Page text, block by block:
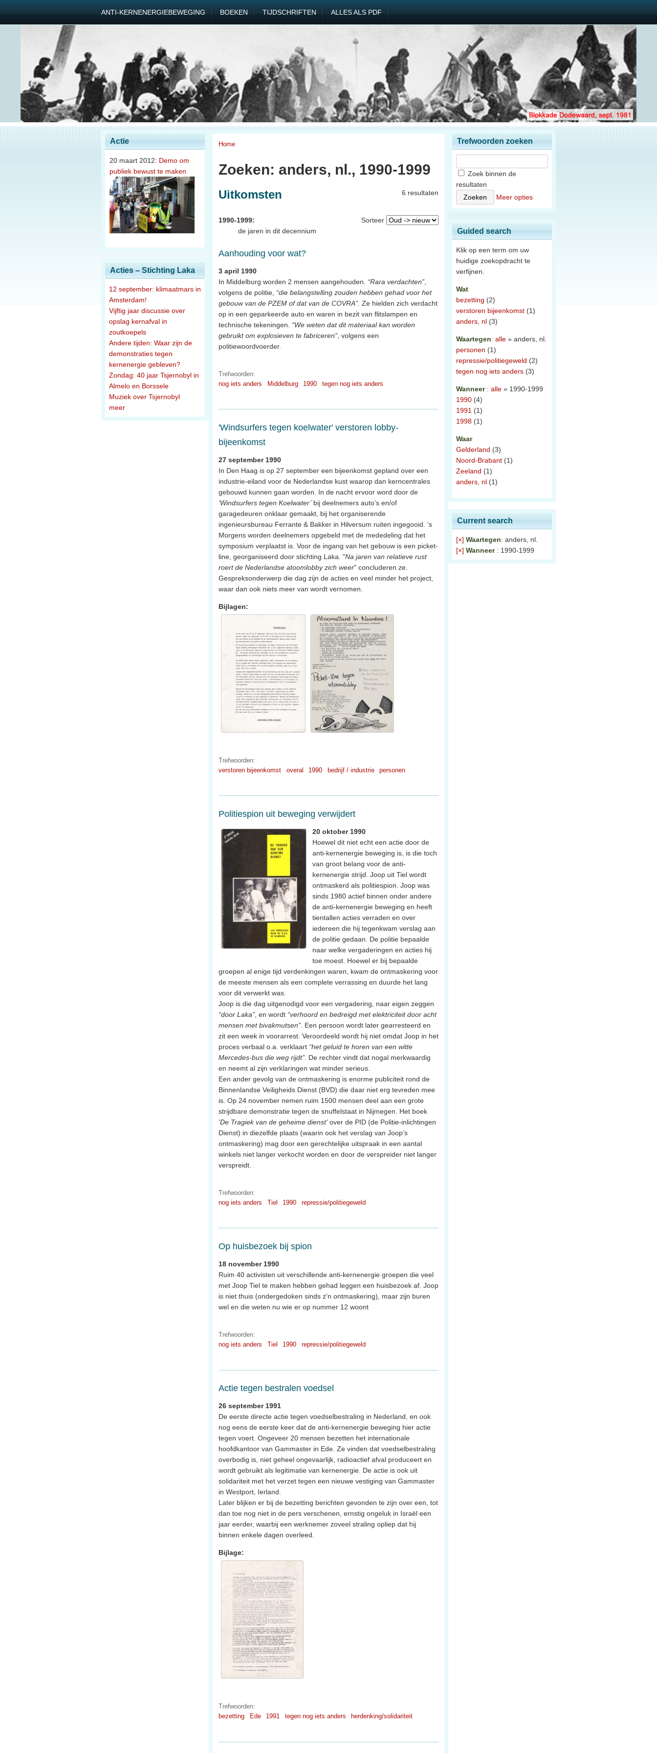
ANTI-KERNENERGIEBEWEGING BOEKEN TIJDSCHRIFTEN ALLES ALS PDF
Actie
20 maart 2012: Demo om
publiek bewust te maken
Acties – Stichting Laka
12 september: klimaatmars in
Amsterdam!
Vijftig jaar discussie over
opslag kernafval in
zoutkoepels
Andere tijden: Waar zijn de
demonstraties tegen
kernenergie gebleven?
Zondag: 40 jaar Tsjernobyl in
Almelo en Borssele
Muziek over Tsjernobyl
meer
Home
Zoeken: anders, nl., 1990-1999
6 resultaten
Uitkomsten
Sorteer
1990-1999:
de jaren in dit decennium
Aanhouding voor wat?
3 april 1990
In Middelburg worden 2 mensen aangehouden. “Rara verdachten”
volgens de politie, “die belangstelling zouden hebben gehad voor het
gebouw van de PZEM of dat van de COVRA” . Ze hielden zich verdacht
op in een geparkeerde auto en waren in bezit van flitslampen en
technische tekeningen. “We weten dat dit materiaal kan worden
gebruikt om explosieven te fabriceren” , volgens een
politiewoordvoerder.
Trefwoorden:
nog iets anders
Middelburg 1990 tegen nog iets anders
'Windsurfers tegen koelwater' verstoren lobby-
bijeenkomst
27 september 1990
In Den Haag is op 27 september een bijeenkomst gepland over een
industrie-eiland voor de Nederlandse kust waarop dan kerncentrales
gebouwd kunnen gaan worden. In de nacht ervoor word door de
‘Windsurfers tegen Koelwater’bij deelnemers auto’s en/of
garagedeuren onklaar gemaakt, bij het organiserende
ingenieursbureau Ferrante & Bakker in Hilversum ruiten ingegooid. ‘s
Morgens worden deelnemers opgebeld met de mededeling dat het
symposium verplaatst is. Voor de ingang van het gebouw is een picket-
line, georganiseerd door stichting Laka. "Na jaren van relatieve rust
roert de Nederlandse atoomlobby zich weer" concluderen ze.
Gespreksonderwerp die dag zijn de acties en veel minder het project,
waar dan ook niets meer van wordt vernomen.
Bijlagen:
Trefwoorden:
verstoren bijeenkomst
overal 1990 bedrijf / industrie personen
Politiespion uit beweging verwijdert
20 oktober 1990
Hoewel dit niet echt een actie door de
anti-kernenergie beweging is, is die toch
van groot belang voor de anti-
kernenergie strijd. Joop uit Tiel wordt
ontmaskerd als politiespion. Joop was
sinds 1980 actief binnen onder andere
de anti-kernenergie beweging en heeft
tientallen acties verraden en over
iedereen die hij tegenkwam verslag aan
de politie gedaan. De politie bepaalde
naar welke vergaderingen en acties hij
toe moest. Hoewel er bij bepaalde
groepen al enige tijd verdenkingen waren, kwam de ontmaskering voor
de meeste mensen als een complete verrassing en duurde het lang
voor dit verwerkt was.
Joop is die dag uitgenodigd voor een vergadering, naar eigen zeggen
“door Laka” , en wordt “verhoord en bedreigd met elektriciteit door acht
mensen met bivakmutsen” . Een persoon wordt later gearresteerd en
zit een week in voorarrest. Veroordeeld wordt hij niet omdat Joop in het
proces verbaal o.a. verklaart “het geluid te horen van een witte
Mercedes-bus die weg rijdt” . De rechter vindt dat nogal merkwaardig
en neemt al zijn verklaringen wat minder serieus.
Een ander gevolg van de ontmaskering is enorme publiciteit rond de
Binnenlandse Veiligheids Dienst (BVD) die daar niet erg tevreden mee
is. Op 24 november nemen ruim 1500 mensen deel aan een grote
strijdbare demonstratie tegen de snuffelstaat in Nijmegen. Het boek
'De Tragiek van de geheime dienst' over de PID (de Politie-inlichtingen
Dienst) in diezelfde plaats (waarin ook het verslag van Joop’s
ontmaskering) mag door een gerechtelijke uitspraak in een aantal
winkels niet langer verkocht worden en door de verspreider niet langer
verspreidt.
Trefwoorden:
nog iets anders
Tiel 1990 repressie/politiegeweld
Op huisbezoek bij spion
18 november 1990
Ruim 40 activisten uit verschillende anti-kernenergie groepen die veel
met Joop Tiel te maken hebben gehad leggen een huisbezoek af. Joop
is niet thuis (ondergedoken sinds z'n ontmaskering), maar zijn buren
wel en die weten nu wie er op nummer 12 woont
Trefwoorden:
nog iets anders
Tiel 1990 repressie/politiegeweld
Actie tegen bestralen voedsel
26 september 1991
De eerste directe actie tegen voedselbestraling in Nederland, en ook
nog eens de eerste keer dat de anti-kernenergie beweging hier actie
tegen voert. Ongeveer 20 mensen bezetten het internationale
hoofdkantoor van Gammaster in Ede. Ze vinden dat voedselbestraling
overbodig is, niet geheel ongevaarlijk, radioactief afval produceert en
wordt gebruikt als legitimatie van kernenergie. De actie is ook uit
solidariteit met het verzet tegen een nieuwe vestiging van Gammaster
in Westport, Ierland.
Later blijken er bij de bezetting berichten gevonden te zijn over een, tot
dan toe nog niet in de pers verschenen, ernstig ongeluk in Israël een
jaar eerder, waarbij een werknemer zoveel straling opliep dat hij
binnen enkele dagen overleed.
Bijlage:
Trefwoorden:
bezetting
Ede 1991 tegen nog iets anders herdenking/solidariteit
Trefwoorden zoeken
Zoek binnen de
resultaten
Meer opties
Guided search
Klik op een term om uw
huidige zoekopdracht te
verfijnen.
Wat
bezetting (2)
verstoren bijeenkomst (1)
anders, nl (3)
Waartegen: alle » anders, nl.
personen (1)
repressie/politiegeweld (2)
tegen nog iets anders (3)
Wanneer : alle » 1990-1999
1990 (4)
1991 (1)
1998 (1)
Waar
Gelderland (3)
Noord-Brabant (1)
Zeeland (1)
anders, nl (1)
Current search
[×] Waartegen: anders, nl.
[×] Wanneer : 1990-1999